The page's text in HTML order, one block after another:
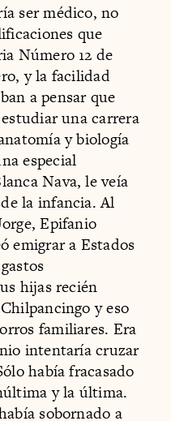
ser médico, no
que
Número 12 de
y la facilidad
a pensar que
una carrera
y biología
especial
Nava, le veía
la infancia. Al
Epifanio
emigrar a Estados
hijas recién
y eso
familiares. Era
intentaría cruzar
había fracasado
y la última.
sobornado a